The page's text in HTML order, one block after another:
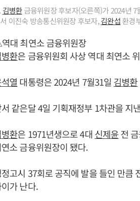
김병환금융위원장 후보자(오른쪽)가 2024년 7
이진숙 방송통신위원장 후보자,김완섭 환경
대 최연소 금융위원장
환은 금융위원회 사상 역대 최연소
열 대통령은 2024년 7월31일 김병환
같은달 4일 기획재정부 1차관을 지낸
환은 1971년생으로 4대 신제윤전
소 금융위원장이 됐다.
고시 37회로 공직에 발을 들인 만큼
가 난다.